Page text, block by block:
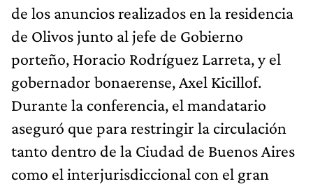
de los anuncios realizados en la residencia
de Olivos junto al jefe de Gobierno
porteño, Horacio Rodríguez Larreta, y el
gobernador bonaerense, Axel Kicillof.
Durante la conferencia, el mandatario
aseguró que para restringir la circulación
tanto dentro de la Ciudad de Buenos Aires
como el interjurisdiccional con el gran